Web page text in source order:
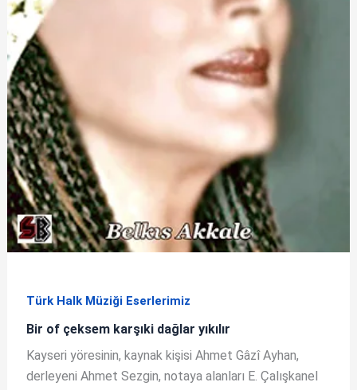
Türk Halk Müziği Eserlerimiz
Bir of çeksem karşıki dağlar yıkılır
Kayseri yöresinin, kaynak kişisi Ahmet Gâzî Ayhan,
derleyeni Ahmet Sezgin, notaya alanları E. Çalışkanel